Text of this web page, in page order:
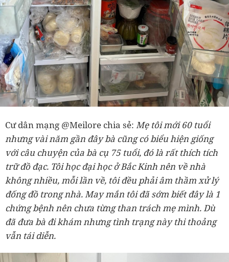
Cư dân mạng @Meilore chia sẻ: Mẹ tôi mới 60 tuổi
nhưng vài năm gần đây bà cũng có biểu hiện giống
với câu chuyện của bà cụ 75 tuổi, đó là rất thích tích
trữ đồ đạc. Tôi học đại học ở Bắc Kinh nên về nhà
không nhiều, mỗi lần về, tôi đều phải âm thầm xử lý
đống đồ trong nhà. May mắn tôi đã sớm biết đây là 1
chứng bệnh nên chưa từng than trách mẹ mình. Dù
đã đưa bà đi khám nhưng tình trạng này thi thoảng
vẫn tái diễn.